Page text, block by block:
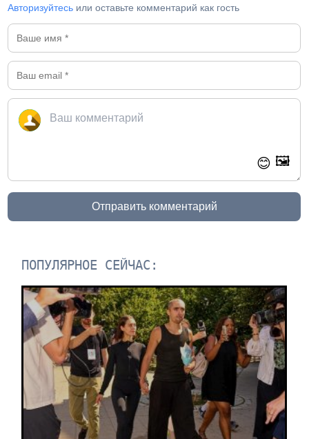
Авторизуйтесь или оставьте комментарий как гость
😊 🖼️
Отправить комментарий
ПОПУЛЯРНОЕ СЕЙЧАС: